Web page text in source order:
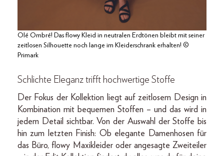
Olé Ombré! Das flowy Kleid in neutralen Erdtönen bleibt mit seiner
zeitlosen Silhouette noch lange im Kleiderschrank erhalten! ©
Primark
Schlichte Eleganz trifft hochwertige Stoffe
Der Fokus der Kollektion liegt auf zeitlosem Design in
Kombination mit bequemen Stoffen – und das wird in
jedem Detail sichtbar. Von der Auswahl der Stoffe bis
hin zum letzten Finish: Ob elegante Damenhosen für
das Büro, flowy Maxikleider oder angesagte Zweiteiler